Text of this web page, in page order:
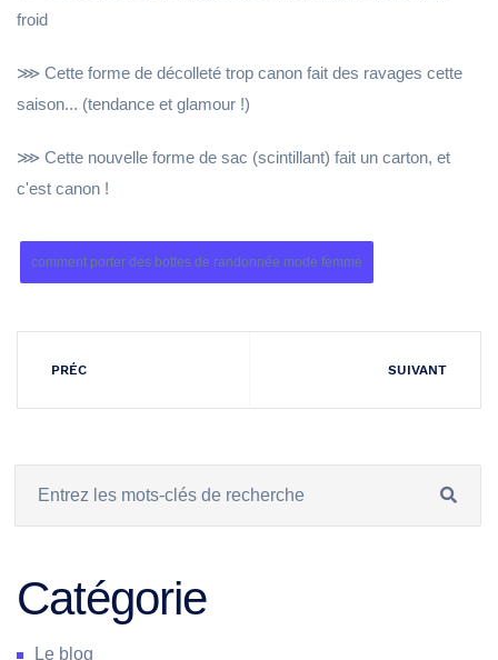
froid
⋙ Cette forme de décolleté trop canon fait des ravages cette
saison... (tendance et glamour !)
⋙ Cette nouvelle forme de sac (scintillant) fait un carton, et
c'est canon !
comment porter des bottes de randonnée mode femme
PRÉC SUIVANT
Catégorie
Le blog